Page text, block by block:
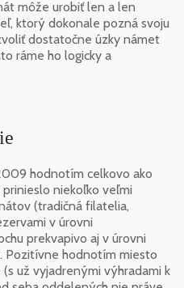
môže urobiť len a len
ktorý dokonale pozná svoju
dostatočne úzky námet
ráme ho logicky a
hodnotím celkovo ako
niekoľko veľmi
(tradičná filatelia,
v úrovni
prekvapivo aj v úrovni
Pozitívne hodnotím miesto
už vyjadrenými výhradami k